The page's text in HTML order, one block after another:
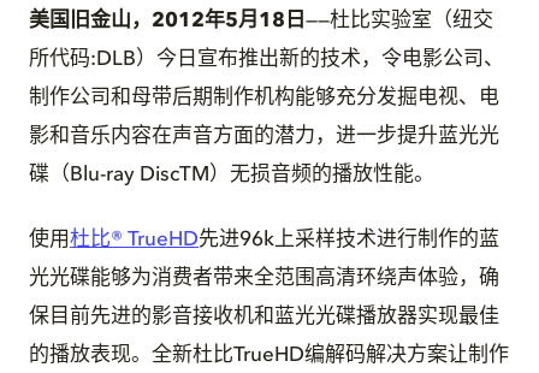
美国旧金山，2012年5月18日 ——杜比实验室（纽交
所代码:DLB）今日宣布推出新的技术，令电影公司、
制作公司和母带后期制作机构能够充分发掘电视、电
影和音乐内容在声音方面的潜力，进一步提升蓝光光
碟（Blu-ray DiscTM）无损音频的播放性能。
使用杜比® TrueHD先进96k上采样技术进行制作的蓝
光光碟能够为消费者带来全范围高清环绕声体验，确
保目前先进的影音接收机和蓝光光碟播放器实现最佳
的播放表现。全新杜比TrueHD编解码解决方案让制作